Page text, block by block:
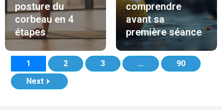
posture du
corbeau en 4
étapes
comprendre
avant sa
première séance
1 2 3 …
90
Next